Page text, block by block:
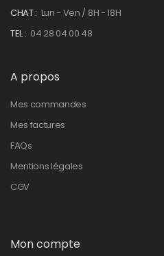
CHAT : Lun - Ven / 8H - 18H
TEL : 04 28 04 00 48
A propos
Mes commandes
Mes factures
FAQs
Mentions légales
CGV
Mon compte